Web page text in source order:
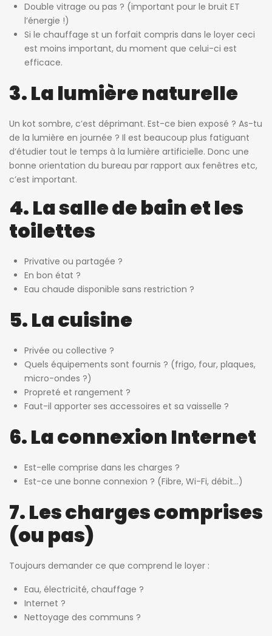
Double vitrage ou pas ? (important pour le bruit ET
l’énergie !)
Si le chauffage st un forfait compris dans le loyer ceci
est moins important, du moment que celui-ci est
efficace.
3. La lumière naturelle
Un kot sombre, c’est déprimant. Est-ce bien exposé ? As-tu
de la lumière en journée ? Il est beaucoup plus fatiguant
d’étudier tout le temps à la lumière artificielle. Donc une
bonne orientation du bureau par rapport aux fenêtres etc,
c’est important.
4. La salle de bain et les
toilettes
Privative ou partagée ?
En bon état ?
Eau chaude disponible sans restriction ?
5. La cuisine
Privée ou collective ?
Quels équipements sont fournis ? (frigo, four, plaques,
micro-ondes ?)
Propreté et rangement ?
Faut-il apporter ses accessoires et sa vaisselle ?
6. La connexion Internet
Est-elle comprise dans les charges ?
Est-ce une bonne connexion ? (Fibre, Wi-Fi, débit…)
7. Les charges comprises
(ou pas)
Toujours demander ce que comprend le loyer :
Eau, électricité, chauffage ?
Internet ?
Nettoyage des communs ?